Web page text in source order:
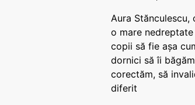
Aura Stănculescu,
o mare
copii să fie așa
dornici să îi
corectăm, să
diferit